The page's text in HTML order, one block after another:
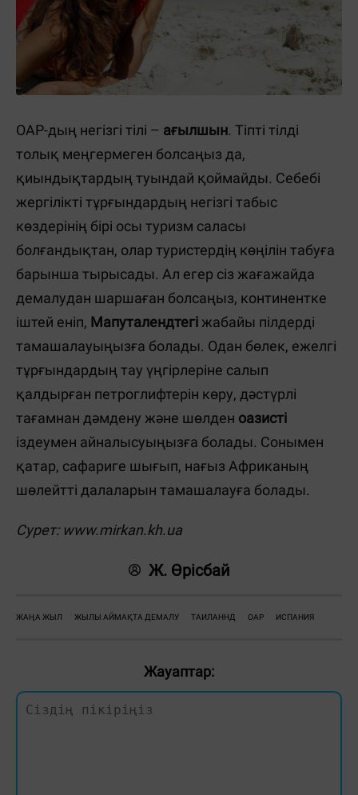
ОАР-дың негізгі тілі – ағылшын. Тіпті тілді
толық меңгермеген болсаңыз да,
қиындықтардың туындай қоймайды. Себебі
жергілікті тұрғындардың негізгі табыс
көздерінің бірі осы туризм саласы
болғандықтан, олар туристердің көңілін табуға
барынша тырысады. Ал егер сіз жағажайда
демалудан шаршаған болсаңыз, континентке
іштей еніп, Мапуталендтегі жабайы пілдерді
тамашалауыңызға болады. Одан бөлек, ежелгі
тұрғындардың тау үңгірлеріне салып
қалдырған петроглифтерін көру, дәстүрлі
тағамнан дәмдену және шөлден оазисті
іздеумен айналысуыңызға болады. Сонымен
қатар, сафариге шығып, нағыз Африканың
шөлейтті далаларын тамашалауға болады.
Сурет: www.mirkan.kh.ua
Ж. Өрісбай
ЖАҢА ЖЫЛ ЖЫЛЫ АЙМАҚТА ДЕМАЛУ ТАИЛАННД ОАР ИСПАНИЯ
Жауаптар: